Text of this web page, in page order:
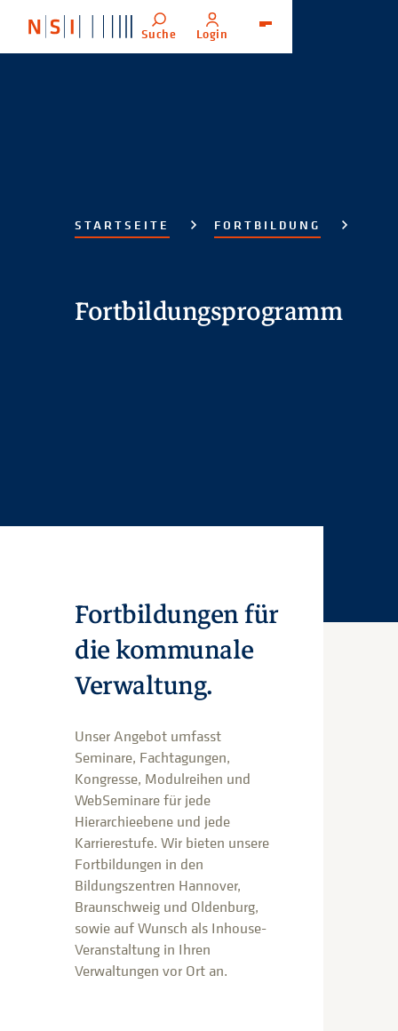
Suche Login
STARTSEITE FORTBILDUNG
Fortbildungsprogramm
Fortbildungen für
die kommunale
Verwaltung.
Unser Angebot umfasst
Seminare, Fachtagungen,
Kongresse, Modulreihen und
WebSeminare für jede
Hierarchieebene und jede
Karrierestufe. Wir bieten unsere
Fortbildungen in den
Bildungszentren Hannover,
Braunschweig und Oldenburg,
sowie auf Wunsch als Inhouse-
Veranstaltung in Ihren
Verwaltungen vor Ort an.